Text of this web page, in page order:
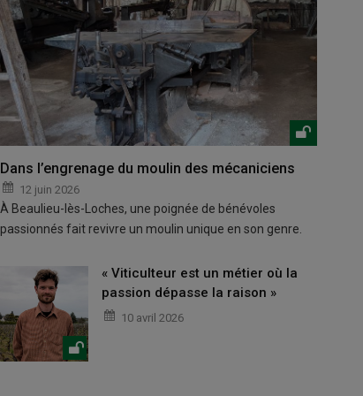
Dans l’engrenage du moulin des mécaniciens
12 juin 2026
À Beaulieu-lès-Loches, une poignée de bénévoles
passionnés fait revivre un moulin unique en son genre.
« Viticulteur est un métier où la
passion dépasse la raison »
10 avril 2026